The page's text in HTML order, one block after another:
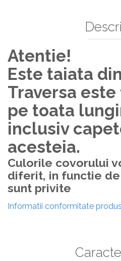
Atentie!
Este taiata
Traversa
pe toata
inclusiv
acesteia.
Culorile covorului
diferit, in functie
sunt privite
Informatii conformitate produs